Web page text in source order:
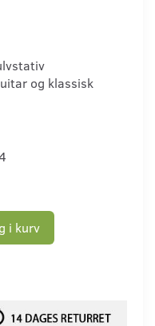
og klassisk
i kurv